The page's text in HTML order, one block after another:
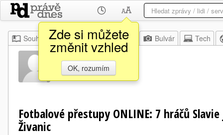
Zde si můžete
změnit vzhled
OK, rozumím
Souhrn Moje Z domova Bulvár Tech
Boris Koffi
Fotbalové přestupy ONLINE: 7 hráčů
Živanic